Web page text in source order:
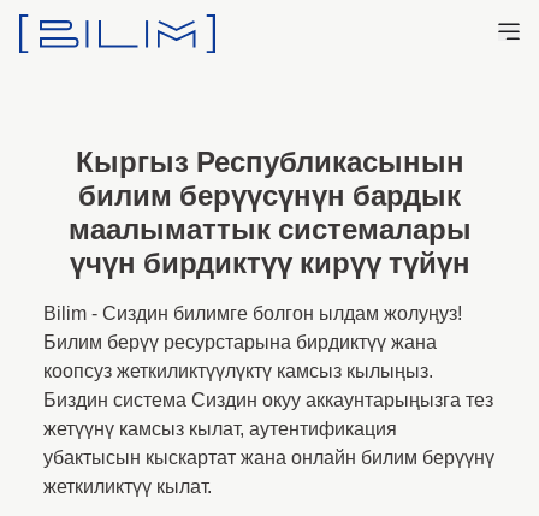
Кыргыз Республикасынын
билим берүүсүнүн бардык
маалыматтык системалары
үчүн бирдиктүү кирүү түйүн
Bilim - Сиздин билимге болгон ылдам жолуңуз!
Билим берүү ресурстарына бирдиктүү жана
коопсуз жеткиликтүүлүктү камсыз кылыңыз.
Биздин система Сиздин окуу аккаунтарыңызга тез
жетүүнү камсыз кылат, аутентификация
убактысын кыскартат жана онлайн билим берүүнү
жеткиликтүү кылат.